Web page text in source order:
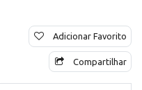
Adicionar Favorito
Compartilhar